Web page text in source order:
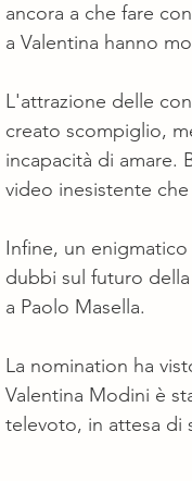
ancora a che fare
a Valentina hanno
L'attrazione delle
creato scompiglio,
incapacità di amare.
video inesistente
Infine, un
dubbi sul futuro
a Paolo Masella.
La nomination ha
Valentina Modini è
televoto, in attesa di